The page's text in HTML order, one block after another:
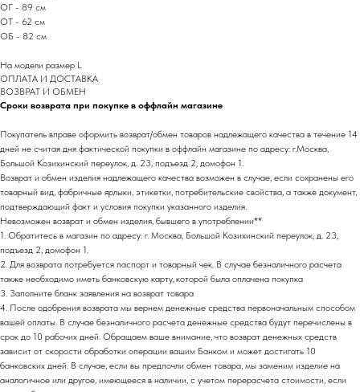
ОГ - 89 см
ОТ - 62 см
ОБ - 82 см
На модели размер L
ОПЛАТА И ДОСТАВКА
ВОЗВРАТ И ОБМЕН
Сроки возврата при покупке в оффлайн магазине
Покупатель вправе оформить возврат/обмен товаров надлежащего качества в течение 14
дней не считая дня фактической покупки в оффлайн магазине по адресу: г.Москва,
Большой Козихинский переулок, д. 23, подъезд 2, домофон 1.
Возврат и обмен изделия надлежащего качества возможен в случае, если сохранены его
товарный вид, фабричные ярлыки, этикетки, потребительские свойства, а также документ,
подтверждающий факт и условия покупки указанного изделия.
Невозможен возврат и обмен изделия, бывшего в употреблении**
1. Обратитесь в магазин по адресу: г. Москва, Большой Козихинский переулок, д. 23,
подъезд 2, домофон 1.
2. Для возврата потребуется паспорт и товарный чек. В случае безналичного расчета
также необходимо иметь банковскую карту, которой была оплачена покупка
3. Заполните бланк заявления на возврат товара
4. После одобрения возврата мы вернем денежные средства первоначальным способом
вашей оплаты. В случае безналичного расчета денежные средства будут перечислены в
срок до 10 рабочих дней. Обращаем ваше внимание, что возврат денежных средств
зависит от скорости обработки операции вашим Банком и может достигать 10
банковских дней. В случае, если вы предпочли обмен товара, мы заменим изделие на
аналогичное или другое, имеющееся в наличии, с учетом перерасчета стоимости, если